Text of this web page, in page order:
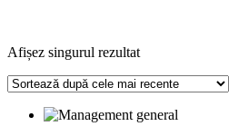
Afișez singurul rezultat